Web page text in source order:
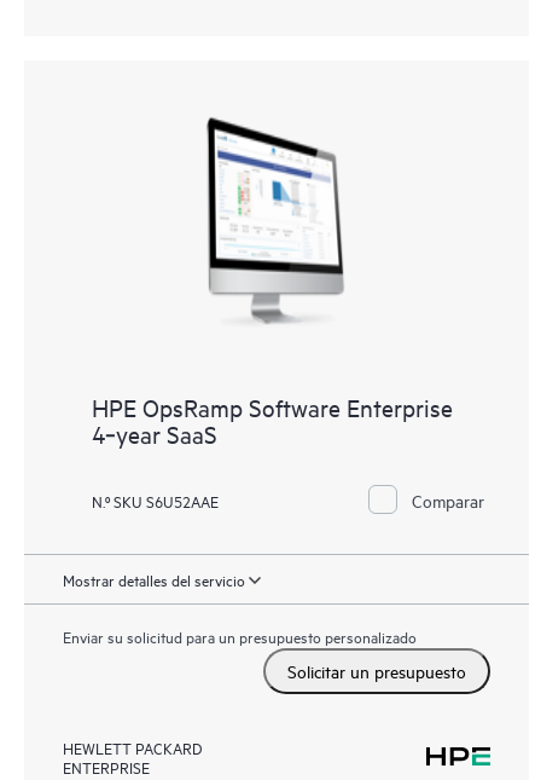
HPE OpsRamp Software Enterprise
4‑year SaaS
N.º SKU S6U52AAE Comparar
Mostrar detalles del servicio
Enviar su solicitud para un presupuesto personalizado
Solicitar un presupuesto
HEWLETT PACKARD
ENTERPRISE